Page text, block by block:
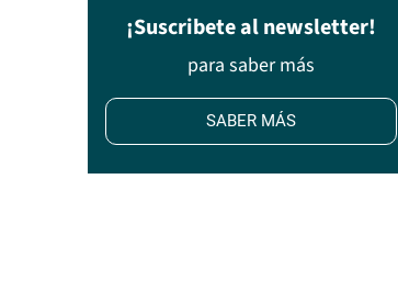
¡Suscribete al newsletter!
para saber más
SABER MÁS